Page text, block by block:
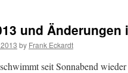
und Änderungen
by Frank Eckardt
seit Sonnabend